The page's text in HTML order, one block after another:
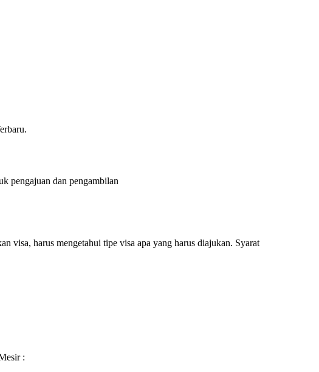
pengajuan dan pengambilan
visa, harus mengetahui tipe visa apa yang harus diajukan. Syarat
: